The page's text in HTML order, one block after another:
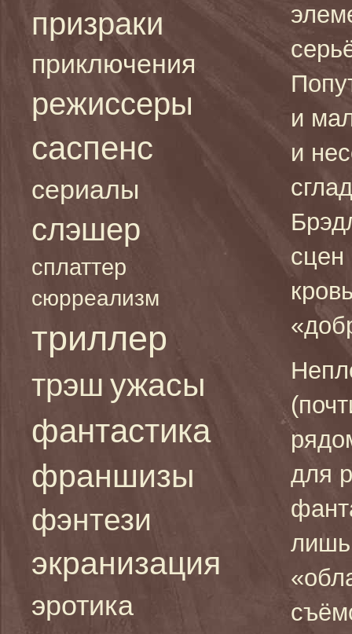
призраки
приключения
режиссеры
саспенс
сериалы
слэшер
сплаттер
сюрреализм
триллер
трэш ужасы
фантастика
франшизы
фэнтези
экранизация
эротика
и
и
сцен
для
лишь